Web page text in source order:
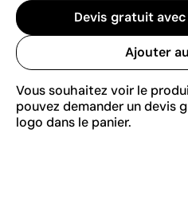
Devis gratuit
Ajouter
Vous souhaitez voir le
pouvez demander un devis
logo dans le panier.